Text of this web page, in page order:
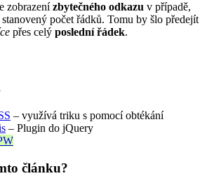
zobrazenízbytečného odkazu v případě,
počet řádků. Tomu by šlo předejít
přes celý poslední řádek.
– využívá triku s pomocí obtékání
– Plugin do jQuery
článku?